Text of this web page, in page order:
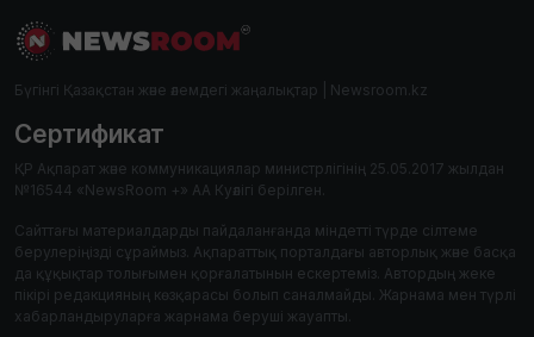
Бүгінгі Қазақстан және әлемдегі жаңалықтар | Newsroom.kz
Сертификат
ҚР Ақпарат және коммуникациялар министрлігінің 25.05.2017 жылдан
№16544 «NewsRoom +» АА Куәлігі берілген.
Сайттағы материалдарды пайдаланғанда міндетті түрде сілтеме
берулеріңізді сұраймыз. Ақпараттық порталдағы авторлық және басқа
да құқықтар толығымен қорғалатынын ескертеміз. Автордың жеке
пікірі редакцияның көзқарасы болып саналмайды. Жарнама мен түрлі
хабарландыруларға жарнама беруші жауапты.